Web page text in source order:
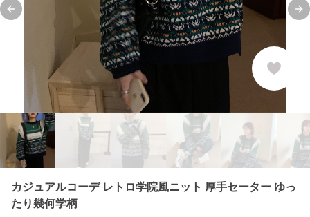
Previous slide
カジュアルコーデ レトロ学院風ニット 厚手セーター ゆっ
たり幾何学柄